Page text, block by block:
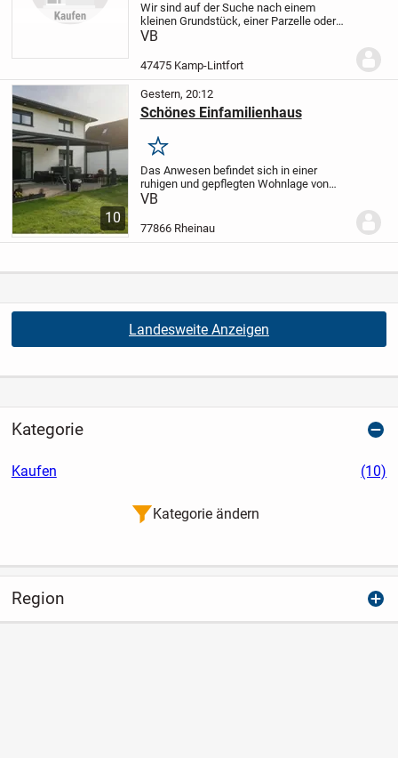
Wir sind auf der Suche nach einem
kleinen Grundstück, einer Parzelle oder
einem Restgrundstück mit einer Größe
km um 47475 Kamp-Lintfort.
VB
47475 Kamp-Lintfort
10
Gestern, 20:12
Schönes Einfamilienhaus
Merken
Das Anwesen befindet sich in einer
ruhigen und gepflegten Wohnlage von
Rheinau und besticht durch eine
lichtdurchflutete Zimmer und hochwertige
Materialien. Die Kombinatio...
VB
77866 Rheinau
Landesweite Anzeigen
Kategorie
Kaufen (10)
Kategorie ändern
Region